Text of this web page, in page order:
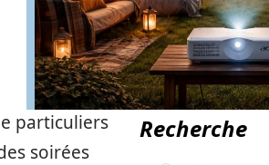
particuliers
soirées
Recherche